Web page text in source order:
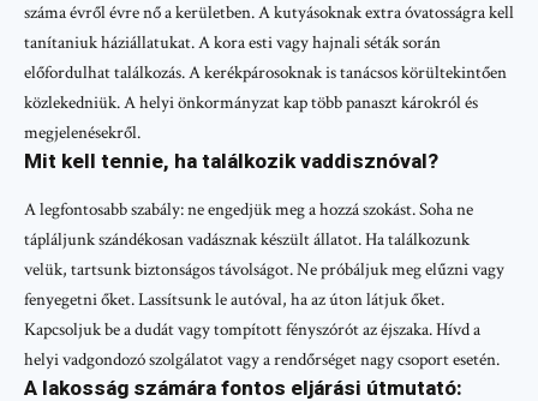
száma évről évre nő a kerületben. A kutyásoknak extra óvatosságra kell
tanítaniuk háziállatukat. A kora esti vagy hajnali séták során
előfordulhat találkozás. A kerékpárosoknak is tanácsos körültekintően
közlekedniük. A helyi önkormányzat kap több panaszt károkról és
megjelenésekről.
Mit kell tennie, ha találkozik vaddisznóval?
A legfontosabb szabály: ne engedjük meg a hozzá szokást. Soha ne
tápláljunk szándékosan vadásznak készült állatot. Ha találkozunk
velük, tartsunk biztonságos távolságot. Ne próbáljuk meg elűzni vagy
fenyegetni őket. Lassítsunk le autóval, ha az úton látjuk őket.
Kapcsoljuk be a dudát vagy tompított fényszórót az éjszaka. Hívd a
helyi vadgondozó szolgálatot vagy a rendőrséget nagy csoport esetén.
A lakosság számára fontos eljárási útmutató: